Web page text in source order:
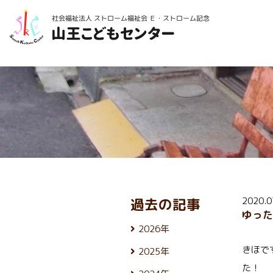
ゆっ
きほ
た！
過去の記事
2026年
7月 (25)
6月 (26)
2025年